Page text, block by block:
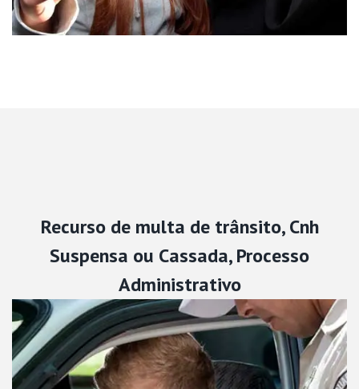
Recurso de multa de trânsito, Cnh
Suspensa ou Cassada, Processo
Administrativo